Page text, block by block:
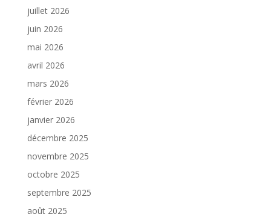
juillet 2026
juin 2026
mai 2026
avril 2026
mars 2026
février 2026
janvier 2026
décembre 2025
novembre 2025
octobre 2025
septembre 2025
août 2025